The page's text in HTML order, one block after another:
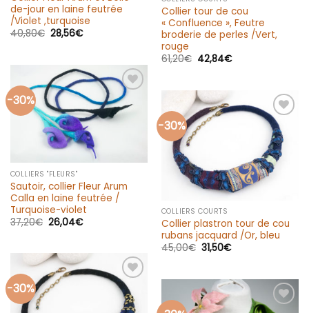
Collier tour de cou
« Confluence », Feutre
broderie de perles /Vert,
rouge
61,20€ 42,84€
de-jour en laine feutrée
/Violet ,turquoise
40,80€ 28,56€
-30%
Ajouter
à la liste
d’envies
COLLIERS "FLEURS"
Sautoir, collier Fleur Arum
Calla en laine feutrée /
Turquoise-violet
37,20€ 26,04€
-30%
Ajouter
à la liste
d’envies
COLLIERS COURTS
Collier plastron tour de cou
rubans jacquard /Or, bleu
45,00€ 31,50€
-30%
Ajouter
à la liste
d’envies